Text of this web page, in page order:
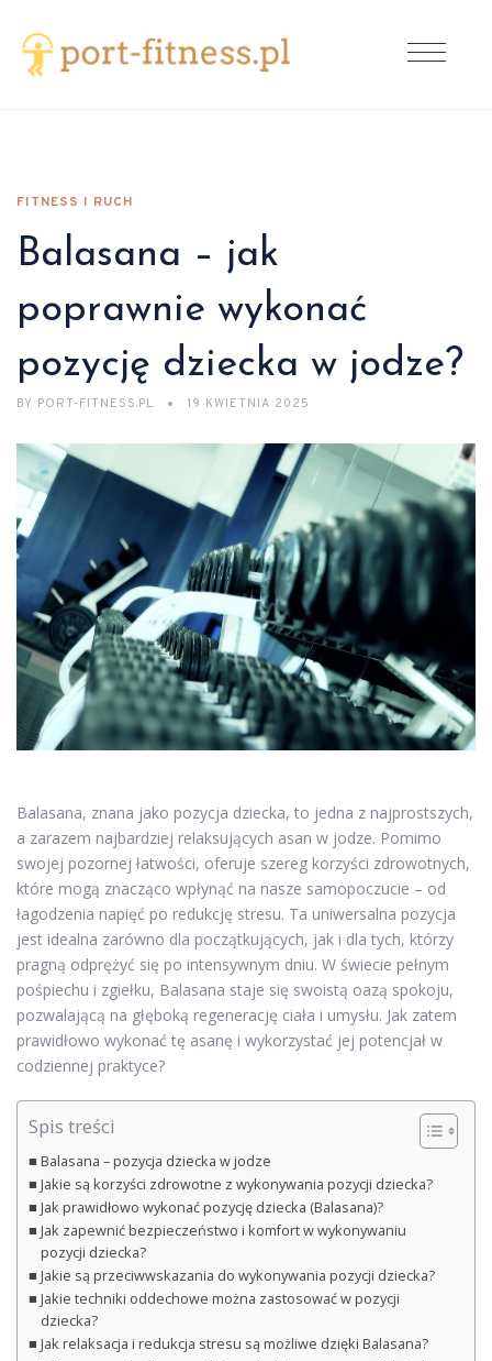
FITNESS I RUCH
Balasana – jak
poprawnie wykonać
pozycję dziecka w jodze?
BY PORT-FITNESS.PL 19 KWIETNIA 2025
Balasana, znana jako pozycja dziecka, to jedna z najprostszych,
a zarazem najbardziej relaksujących asan w jodze. Pomimo
swojej pozornej łatwości, oferuje szereg korzyści zdrowotnych,
które mogą znacząco wpłynąć na nasze samopoczucie – od
łagodzenia napięć po redukcję stresu. Ta uniwersalna pozycja
jest idealna zarówno dla początkujących, jak i dla tych, którzy
pragną odprężyć się po intensywnym dniu. W świecie pełnym
pośpiechu i zgiełku, Balasana staje się swoistą oazą spokoju,
pozwalającą na głęboką regenerację ciała i umysłu. Jak zatem
prawidłowo wykonać tę asanę i wykorzystać jej potencjał w
codziennej praktyce?
Spis treści
Balasana – pozycja dziecka w jodze
Jakie są korzyści zdrowotne z wykonywania pozycji dziecka?
Jak prawidłowo wykonać pozycję dziecka (Balasana)?
Jak zapewnić bezpieczeństwo i komfort w wykonywaniu
pozycji dziecka?
Jakie są przeciwwskazania do wykonywania pozycji dziecka?
Jakie techniki oddechowe można zastosować w pozycji
dziecka?
Jak relaksacja i redukcja stresu są możliwe dzięki Balasana?